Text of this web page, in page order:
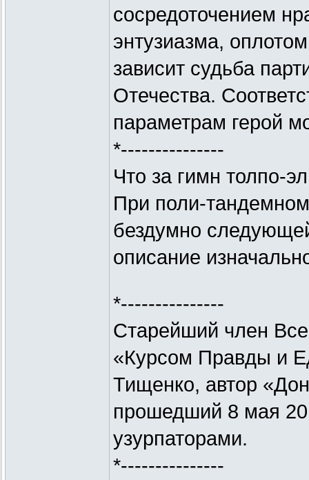
сосредоточением
энтузиазма,
зависит судьба
Отечества.
параметрам герой
*---------------
Что за гимн толпо-
При поли-тандемном
бездумно
описание
*---------------
Старейший член
«Курсом Правды и
Тищенко, автор
прошедший 8 мая
узурпаторами.
*---------------